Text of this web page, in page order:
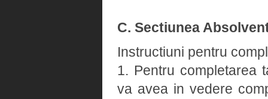
C. Sectiunea
Instructiuni pentru
1. Pentru completarea
va avea in vedere